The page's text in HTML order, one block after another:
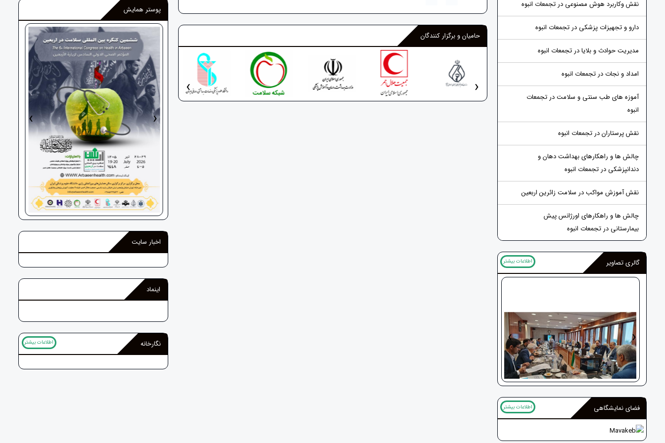
نقش وکاربرد هوش مصنوعی در تجمعات انبوه
دارو و تجهیزات پزشکی در تجمعات انبوه
مدیریت حوادث و بلایا در تجمعات انبوه
امداد و نجات در تجمعات انبوه
آموزه های طب سنتی و سلامت در تجمعات
انبوه
نقش پرستاران در تجمعات انبوه
چالش ها و راهکارهای بهداشت دهان و
دندانپزشکی در تجمعات انبوه
نقش آموزش مواکب در سلامت زائرین اربعین
چالش ها و راهکارهای اورژانس پیش
بیمارستانی در تجمعات انبوه
گالری تصاویر اطلاعات بیشتر
راهپیمائی عظیم اربعین
‹ ›
فضای نمایشگاهی اطلاعات بیشتر
حامیان و برگزار کنندگان
‹ ›
پوستر همایش
› ‹
اخبار سایت
اینماد
نگارخانه اطلاعات بیشتر